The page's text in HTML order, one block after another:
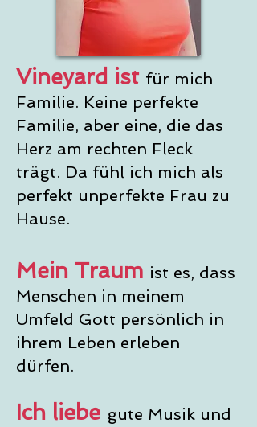
Vineyard ist für mich
Familie. Keine perfekte
Familie, aber eine, die das
Herz am rechten Fleck
trägt. Da fühl ich mich als
perfekt unperfekte Frau zu
Hause.
Mein Traum ist es, dass
Menschen in meinem
Umfeld Gott persönlich in
ihrem Leben erleben
dürfen.
Ich liebe gute Musik und